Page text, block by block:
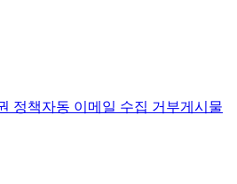
정책자동 이메일 수집 거부게시물